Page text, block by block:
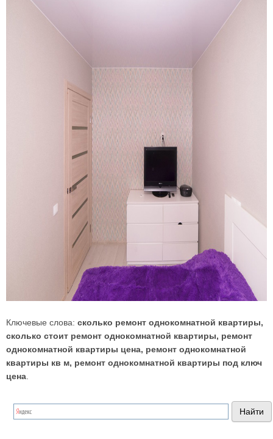
Ключевые слова: сколько ремонт однокомнатной квартиры,
сколько стоит ремонт однокомнатной квартиры, ремонт
однокомнатной квартиры цена, ремонт однокомнатной
квартиры кв м, ремонт однокомнатной квартиры под ключ
цена.